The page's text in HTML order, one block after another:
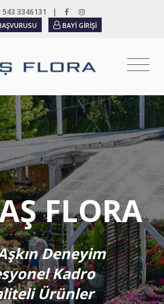
543 3346131 |
BAYI GIRIŞI
FLORA
Deneyim
Kadro
Ürünler